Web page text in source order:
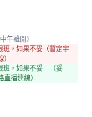
午離開）
，如果不妥（暫定宇
，如果不妥　（妥
直播連線）